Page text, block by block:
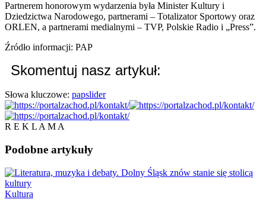
Partnerem honorowym wydarzenia była Minister Kultury i
Dziedzictwa Narodowego, partnerami – Totalizator Sportowy oraz
ORLEN, a partnerami medialnymi – TVP, Polskie Radio i „Press”.
Źródło informacji: PAP
Skomentuj nasz artykuł:
Słowa kluczowe: papslider
R E K L A M A
Podobne artykuły
Kultura